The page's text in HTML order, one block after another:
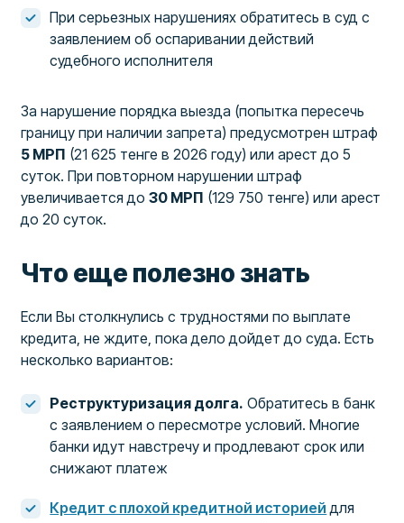
При серьезных нарушениях обратитесь в суд с
заявлением об оспаривании действий
судебного исполнителя
За нарушение порядка выезда (попытка пересечь
границу при наличии запрета) предусмотрен штраф
5 МРП (21 625 тенге в 2026 году) или арест до 5
суток. При повторном нарушении штраф
увеличивается до30 МРП (129 750 тенге) или арест
до 20 суток.
Что еще полезно знать
Если Вы столкнулись с трудностями по выплате
кредита, не ждите, пока дело дойдет до суда. Есть
несколько вариантов:
Реструктуризация долга. Обратитесь в банк
с заявлением о пересмотре условий. Многие
банки идут навстречу и продлевают срок или
снижают платеж
Кредит с плохой кредитной историей для